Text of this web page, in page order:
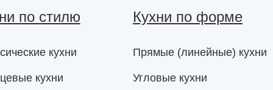
по стилю
кухни
кухни
Кухни по форме
Прямые (линейные) кухни
Угловые кухни